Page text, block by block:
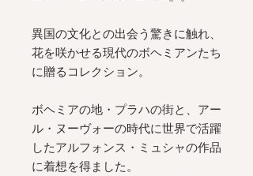
異国の文化との出会う驚きに触れ、
花を咲かせる現代のボヘミアンたち
に贈るコレクション。
ボヘミアの地・プラハの街と、アー
ル・ヌーヴォーの時代に世界で活躍
したアルフォンス・ミュシャの作品
に着想を得ました。